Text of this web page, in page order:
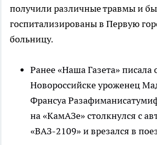
получили различные травмы и
госпитализированы в Первую
больницу.
Ранее «Наша Газета» писала
Новороссийске уроженец
Франсуа
на «КамАЗе» столкнулся с
«ВАЗ-2109» и врезался в